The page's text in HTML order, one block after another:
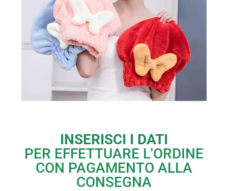
INSERISCI I DATI
PER EFFETTUARE L'ORDINE
CON PAGAMENTO ALLA
CONSEGNA